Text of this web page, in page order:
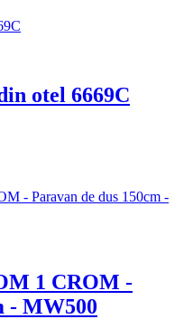
otel 6669C
1 CROM -
- MW500